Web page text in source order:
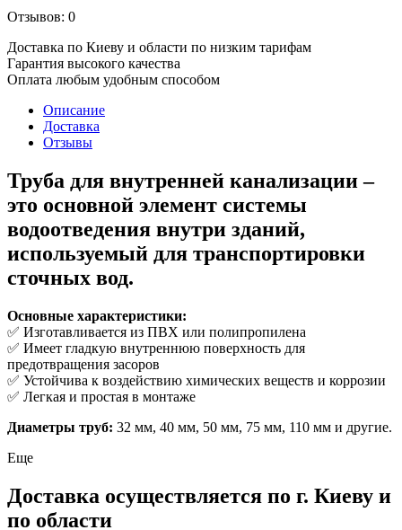
Отзывов: 0
Доставка по Киеву и области по низким тарифам
Гарантия высокого качества
Оплата любым удобным способом
Описание
Доставка
Отзывы
Труба для внутренней канализации–
это основной элемент системы
водоотведения внутри зданий,
используемый для транспортировки
сточных вод.
Основные характеристики:
✅ Изготавливается из ПВХ или полипропилена
✅ Имеет гладкую внутреннюю поверхность для
предотвращения засоров
✅ Устойчива к воздействию химических веществ и коррозии
✅ Легкая и простая в монтаже
Диаметры труб: 32 мм, 40 мм, 50 мм, 75 мм, 110 мм и другие.
Еще
Доставка осуществляется по г. Киеву и
по области